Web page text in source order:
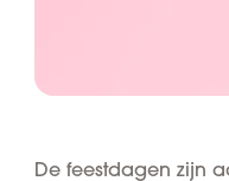
De feestdagen zijn